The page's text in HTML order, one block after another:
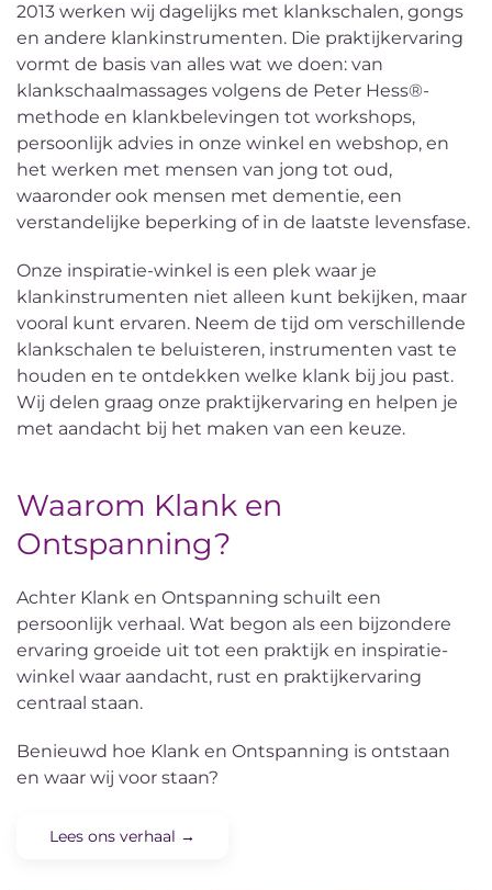
2013 werken wij dagelijks met klankschalen, gongs
en andere klankinstrumenten. Die praktijkervaring
vormt de basis van alles wat we doen: van
klankschaalmassages volgens de Peter Hess®-
methode en klankbelevingen tot workshops,
persoonlijk advies in onze winkel en webshop, en
het werken met mensen van jong tot oud,
waaronder ook mensen met dementie, een
verstandelijke beperking of in de laatste levensfase.
Onze inspiratie-winkel is een plek waar je
klankinstrumenten niet alleen kunt bekijken, maar
vooral kunt ervaren. Neem de tijd om verschillende
klankschalen te beluisteren, instrumenten vast te
houden en te ontdekken welke klank bij jou past.
Wij delen graag onze praktijkervaring en helpen je
met aandacht bij het maken van een keuze.
Waarom Klank en
Ontspanning?
Achter Klank en Ontspanning schuilt een
persoonlijk verhaal. Wat begon als een bijzondere
ervaring groeide uit tot een praktijk en inspiratie-
winkel waar aandacht, rust en praktijkervaring
centraal staan.
Benieuwd hoe Klank en Ontspanning is ontstaan
en waar wij voor staan?
Lees ons verhaal →